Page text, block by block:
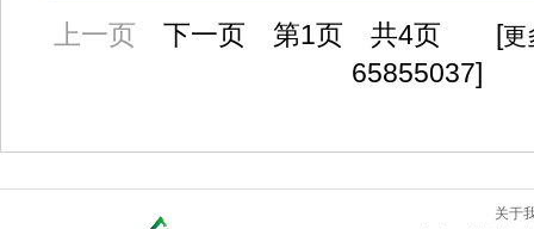
上一页 下一页 第1页 共4页 [更
65855037]
关于